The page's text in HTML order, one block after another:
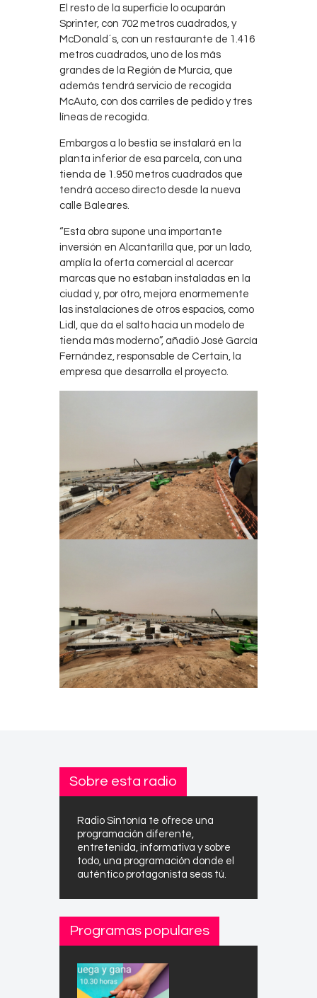
El resto de la superficie lo ocuparán
Sprinter, con 702 metros cuadrados, y
McDonald´s, con un restaurante de 1.416
metros cuadrados, uno de los más
grandes de la Región de Murcia, que
además tendrá servicio de recogida
McAuto, con dos carriles de pedido y tres
líneas de recogida.
Embargos a lo bestia se instalará en la
planta inferior de esa parcela, con una
tienda de 1.950 metros cuadrados que
tendrá acceso directo desde la nueva
calle Baleares.
“Esta obra supone una importante
inversión en Alcantarilla que, por un lado,
amplía la oferta comercial al acercar
marcas que no estaban instaladas en la
ciudad y, por otro, mejora enormemente
las instalaciones de otros espacios, como
Lidl, que da el salto hacia un modelo de
tienda más moderno”, añadió José García
Fernández, responsable de Certain, la
empresa que desarrolla el proyecto.
Sobre esta radio
Radio Sintonía te ofrece una
programación diferente,
entretenida, informativa y sobre
todo, una programación donde el
auténtico protagonista seas tú.
Programas populares